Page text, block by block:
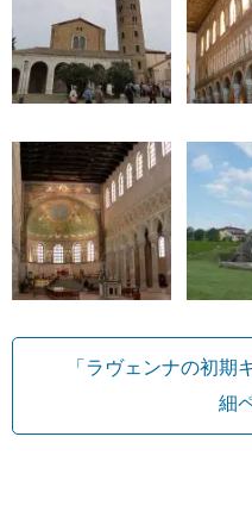
「ラヴェンナの初期
細